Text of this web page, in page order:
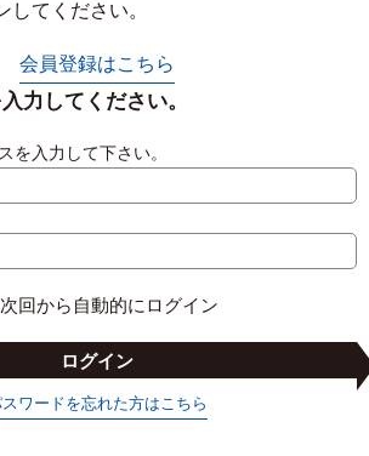
してください。
会員登録はこちら
力してください。
入力して下さい。
次回から自動的にログイン
ログイン
ワードを忘れた方はこちら